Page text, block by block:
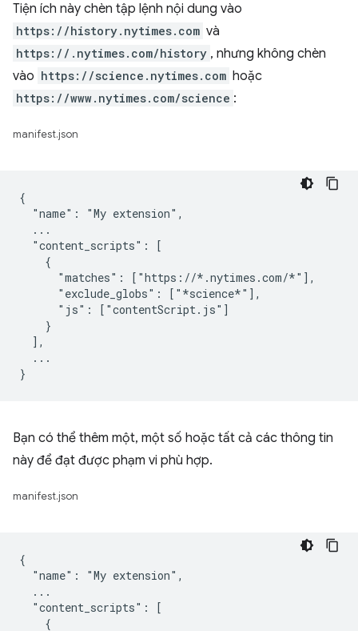
Tiện ích này chèn tập lệnh nội dung vào
https://history.nytimes.com và
https://.nytimes.com/history , nhưng không chèn
vào https://science.nytimes.com hoặc
https://www.nytimes.com/science :
manifest.json
{
  "name": "My extension",
  ...
  "content_scripts": [
    {
      "matches": ["https://*.nytimes.com/*"],
      "exclude_globs": ["*science*"],
      "js": ["contentScript.js"]
    }
  ],
  ...
Bạn có thể thêm một, một số hoặc tất cả các thông tin
này để đạt được phạm vi phù hợp.
manifest.json
{
  "name": "My extension",
  ...
  "content_scripts": [
    {